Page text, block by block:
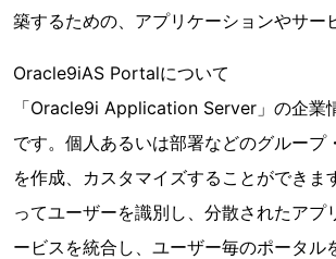
築するための、アプリケーションやサー
Oracle9iAS Portalについて
「Oracle9i Application Server」の企業
です。個人あるいは部署などのグループ
を作成、カスタマイズすることができま
ってユーザーを識別し、分散されたアプ
ービスを統合し、ユーザー毎のポータル